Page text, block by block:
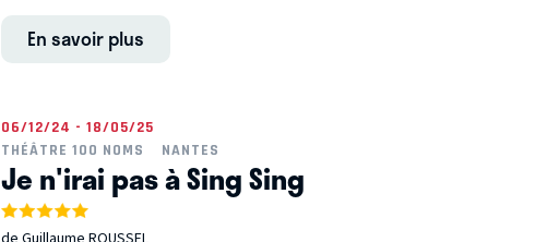
En savoir plus
06/12/24 - 18/05/25
THÉÂTRE 100 NOMS
NANTES
Je n'irai pas à Sing Sing